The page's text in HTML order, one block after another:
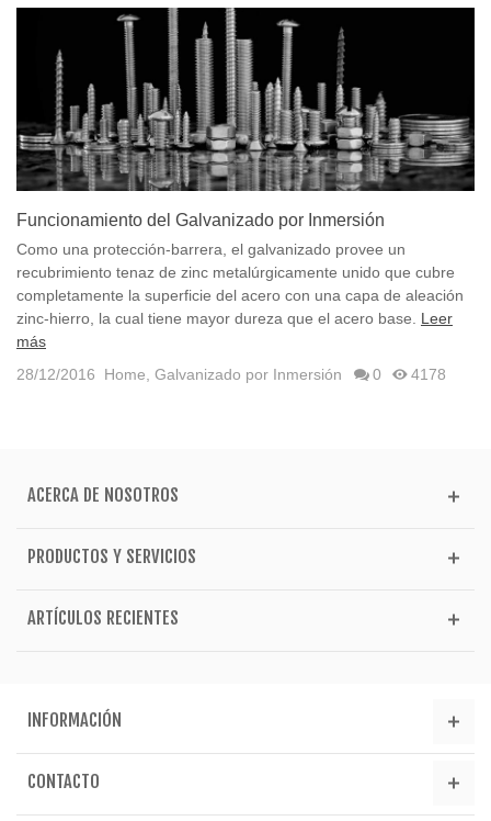
Funcionamiento del Galvanizado por Inmersión
Como una protección-barrera, el galvanizado provee un
recubrimiento tenaz de zinc metalúrgicamente unido que cubre
completamente la superficie del acero con una capa de aleación
zinc-hierro, la cual tiene mayor dureza que el acero base.
Leer
más
28/12/2016
Home Galvanizado por Inmersión 0 4178
ACERCA DE NOSOTROS
PRODUCTOS Y SERVICIOS
ARTÍCULOS RECIENTES
INFORMACIÓN
CONTACTO